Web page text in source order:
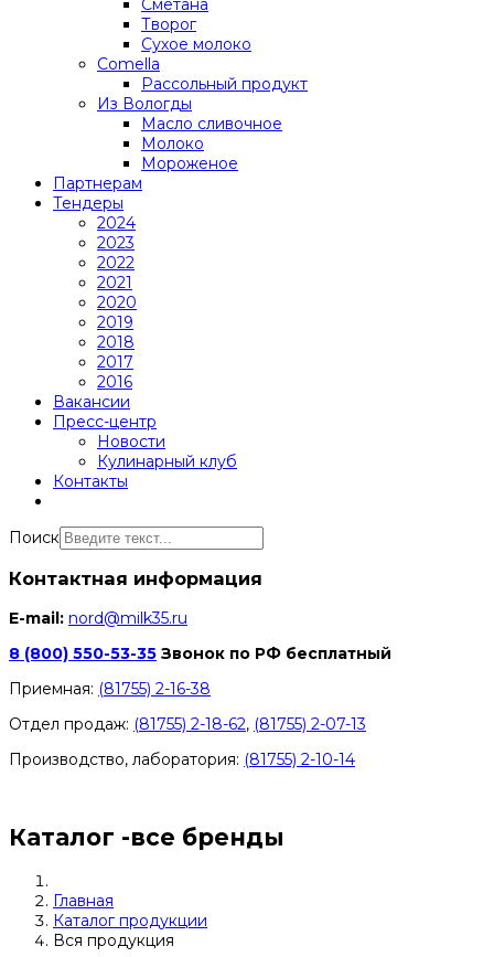
Сметана
Творог
Сухое молоко
Comеlla
Рассольный продукт
Из Вологды
Масло сливочное
Молоко
Мороженое
Партнерам
Тендеры
2024
2023
2022
2021
2020
2019
2018
2017
2016
Вакансии
Пресс-центр
Новости
Кулинарный клуб
Контакты
Поиск
Контактная информация
E-mail: nord@milk35.ru
8 (800) 550-53-35 Звонок по РФ бесплатный
Приемная: (81755) 2-16-38
Отдел продаж: (81755) 2-18-62, (81755) 2-07-13
Производство, лаборатория: (81755) 2-10-14
Каталог -все бренды
Главная
Каталог продукции
Вся продукция